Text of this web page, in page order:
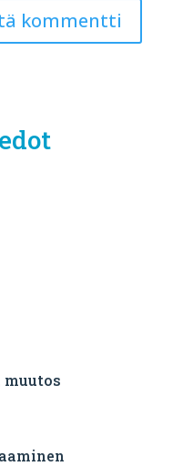
muutos